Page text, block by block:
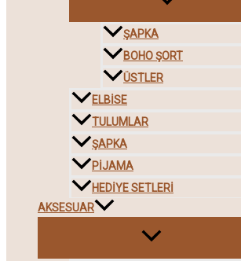
ŞAPKA
BOHO ŞORT
ÜSTLER
ELBISE
TULUMLAR
ŞAPKA
PIJAMA
HEDIYE SETLERI
AKSESUAR